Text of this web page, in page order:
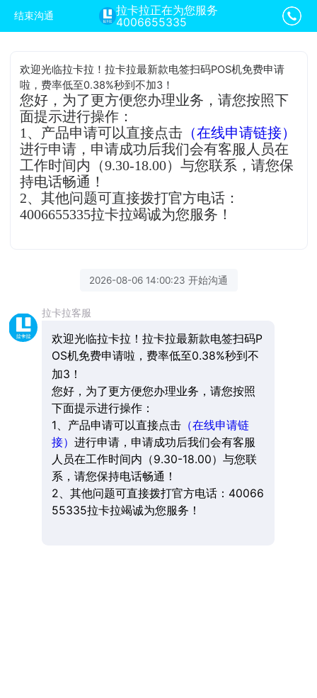
结束沟通
拉卡拉正在为您服务
4006655335
欢迎光临拉卡拉！拉卡拉最新款电签扫码POS机免费申请
啦，费率低至0.38%秒到不加3！
您好，为了更方便您办理业务，请您按照下
面提示进行操作：
1、产品申请可以直接点击 （在线申请链接）
进行申请，申请成功后我们会有客服人员在
工作时间内（9.30-18.00）与您联系，请您保
持电话畅通！
2、其他问题可直接拨打官方电话：
4006655335拉卡拉竭诚为您服务！
2026-08-06 14:00:23 开始沟通
拉卡拉客服
欢迎光临拉卡拉！拉卡拉最新款电签扫码P
OS机免费申请啦，费率低至0.38%秒到不
加3！
您好，为了更方便您办理业务，请您按照
下面提示进行操作：
1、产品申请可以直接点击（在线申请链
接） 进行申请，申请成功后我们会有客服
人员在工作时间内（9.30-18.00）与您联
系，请您保持电话畅通！
2、其他问题可直接拨打官方电话：40066
55335拉卡拉竭诚为您服务！